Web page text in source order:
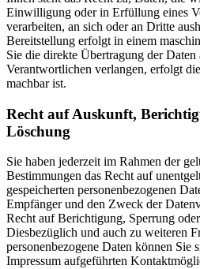
Einwilligung oder in Erfüllung eines
verarbeiten, an sich oder an Dritte
Bereitstellung erfolgt in einem
Sie die direkte Übertragung der Daten
Verantwortlichen verlangen, erfolgt
machbar ist.
Recht auf Auskunft,
Löschung
Sie haben jederzeit im Rahmen der
Bestimmungen das Recht auf
gespeicherten personenbezogenen
Empfänger und den Zweck der
Recht auf Berichtigung, Sperrung
Diesbezüglich und auch zu weiteren
personenbezogene Daten können Sie
Impressum aufgeführten